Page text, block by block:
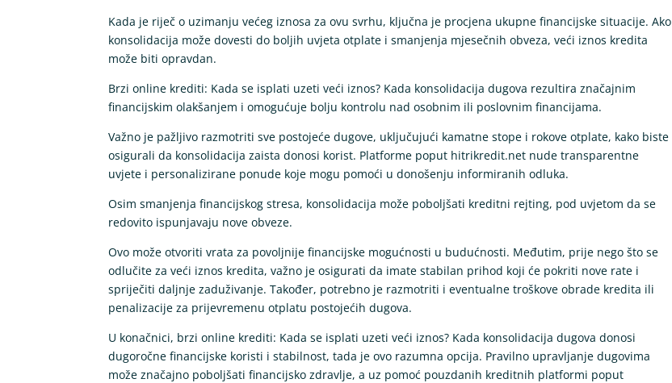
Kada je riječ o uzimanju većeg iznosa za ovu svrhu, ključna je procjena ukupne financijske situacije. Ako
konsolidacija može dovesti do boljih uvjeta otplate i smanjenja mjesečnih obveza, veći iznos kredita
može biti opravdan.
Brzi online krediti: Kada se isplati uzeti veći iznos? Kada konsolidacija dugova rezultira značajnim
financijskim olakšanjem i omogućuje bolju kontrolu nad osobnim ili poslovnim financijama.
Važno je pažljivo razmotriti sve postojeće dugove, uključujući kamatne stope i rokove otplate, kako biste
osigurali da konsolidacija zaista donosi korist. Platforme poput hitrikredit.net nude transparentne
uvjete i personalizirane ponude koje mogu pomoći u donošenju informiranih odluka.
Osim smanjenja financijskog stresa, konsolidacija može poboljšati kreditni rejting, pod uvjetom da se
redovito ispunjavaju nove obveze.
Ovo može otvoriti vrata za povoljnije financijske mogućnosti u budućnosti. Međutim, prije nego što se
odlučite za veći iznos kredita, važno je osigurati da imate stabilan prihod koji će pokriti nove rate i
spriječiti daljnje zaduživanje. Također, potrebno je razmotriti i eventualne troškove obrade kredita ili
penalizacije za prijevremenu otplatu postojećih dugova.
U konačnici, brzi online krediti: Kada se isplati uzeti veći iznos? Kada konsolidacija dugova donosi
dugoročne financijske koristi i stabilnost, tada je ovo razumna opcija. Pravilno upravljanje dugovima
može značajno poboljšati financijsko zdravlje, a uz pomoć pouzdanih kreditnih platformi poput